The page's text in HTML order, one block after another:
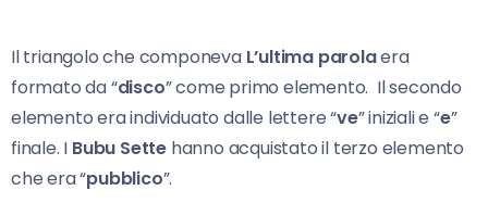
Il triangolo che componeva L’ultima parolaera
formato da “disco” come primo elemento. Il secondo
elemento era individuato dalle lettere “ve” iniziali e “e”
finale. I Bubu Sette hanno acquistato il terzo elemento
che era “pubblico”.